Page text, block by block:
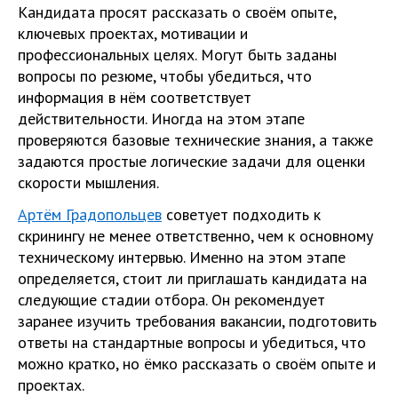
Кандидата просят рассказать о своём опыте,
ключевых проектах, мотивации и
профессиональных целях. Могут быть заданы
вопросы по резюме, чтобы убедиться, что
информация в нём соответствует
действительности. Иногда на этом этапе
проверяются базовые технические знания, а также
задаются простые логические задачи для оценки
скорости мышления.
Артём Градопольцев советует подходить к
скринингу не менее ответственно, чем к основному
техническому интервью. Именно на этом этапе
определяется, стоит ли приглашать кандидата на
следующие стадии отбора. Он рекомендует
заранее изучить требования вакансии, подготовить
ответы на стандартные вопросы и убедиться, что
можно кратко, но ёмко рассказать о своём опыте и
проектах.